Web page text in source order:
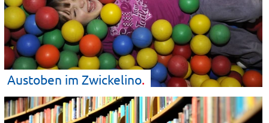
Austoben im Zwickelino